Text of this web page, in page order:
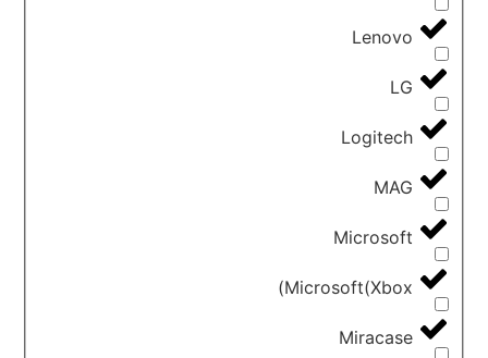
Lenovo
LG
Logitech
MAG
Microsoft
Microsoft(Xbox)
Miracase